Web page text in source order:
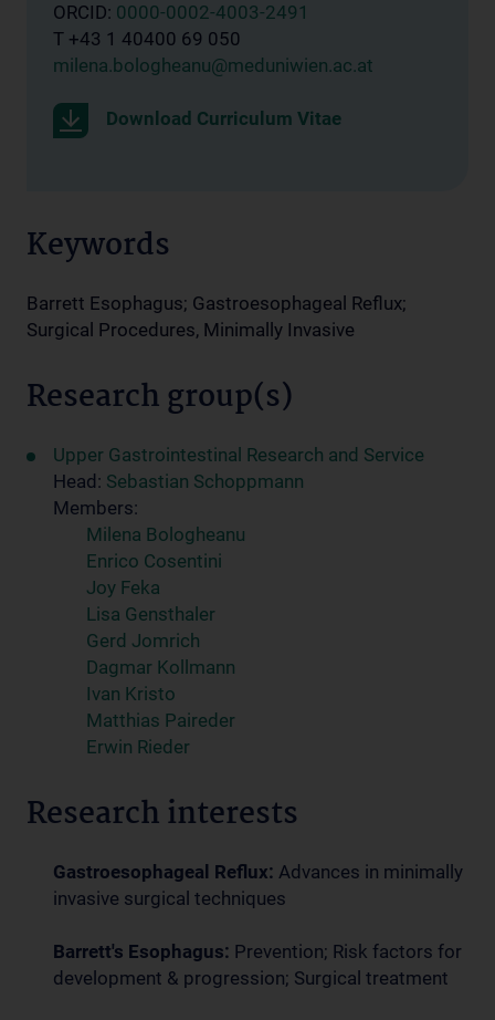
ORCID: 0000-0002-4003-2491
T +43 1 40400 69 050
milena.bologheanu@meduniwien.ac.at
Download Curriculum Vitae
Keywords
Barrett Esophagus; Gastroesophageal Reflux;
Surgical Procedures, Minimally Invasive
Research group(s)
Upper Gastrointestinal Research and Service
Head: Sebastian Schoppmann
Members:
Milena Bologheanu
Enrico Cosentini
Joy Feka
Lisa Gensthaler
Gerd Jomrich
Dagmar Kollmann
Ivan Kristo
Matthias Paireder
Erwin Rieder
Research interests
Gastroesophageal Reflux: Advances in minimally
invasive surgical techniques
Barrett's Esophagus: Prevention; Risk factors for
development & progression; Surgical treatment